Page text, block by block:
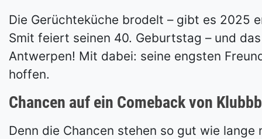
Die Gerüchteküche brodelt – gibt es 2025
Smit feiert seinen 40. Geburtstag – und
Antwerpen! Mit dabei: seine engsten
hoffen.
Chancen auf ein Comeback von
Denn die Chancen stehen so gut wie